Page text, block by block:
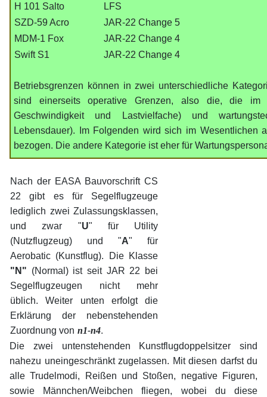
H 101 Salto
LFS
SZD-59 Acro
JAR-22 Change 5
MDM-1 Fox
JAR-22 Change 4
Swift S1
JAR-22 Change 4
Betriebsgrenzen können in zwei unterschiedliche
sind einerseits operative Grenzen, also die, die
Geschwindigkeit und Lastvielfache) und
Lebensdauer). Im Folgenden wird sich im Wesentlichen
bezogen. Die andere Kategorie ist eher für
Nach der EASA Bauvorschrift CS
22 gibt es für Segelflugzeuge
lediglich zwei Zulassungsklassen,
und zwar "U" für Utility
(Nutzflugzeug) und "A" für
Aerobatic (Kunstflug). Die Klasse
"N" (Normal) ist seit JAR 22 bei
Segelflugzeugen nicht mehr
üblich. Weiter unten erfolgt die
Erklärung der nebenstehenden
Zuordnung von n1-n4.
Die zwei untenstehenden Kunstflugdoppelsitzer sind
nahezu uneingeschränkt zugelassen. Mit diesen darfst du
alle Trudelmodi, Reißen und Stoßen, negative Figuren,
sowie Männchen/Weibchen fliegen, wobei du diese